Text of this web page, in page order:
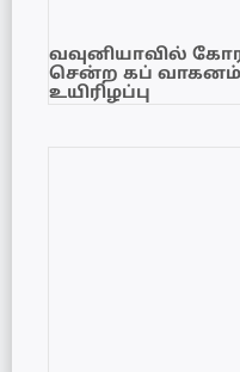
வவுனியாவில் கோர
சென்ற கப் வாகனம்
உயிரிழப்பு